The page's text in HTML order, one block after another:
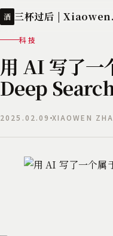
酒
科技
用 AI 写了一
Deep Search
2025.02.09 XIAOWEN